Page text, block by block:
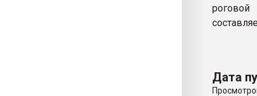
Дата